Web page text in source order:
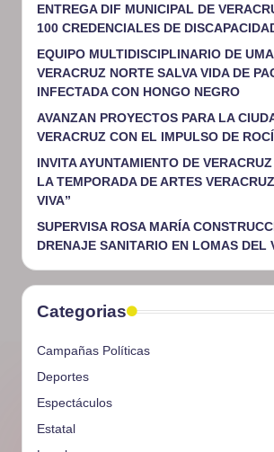
ENTREGA DIF MUNICIPAL DE
100 CREDENCIALES DE
EQUIPO MULTIDISCIPLINARIO DE
VERACRUZ NORTE SALVA VIDA DE
INFECTADA CON HONGO NEGRO
AVANZAN PROYECTOS PARA LA
VERACRUZ CON EL IMPULSO DE
INVITA AYUNTAMIENTO DE
LA TEMPORADA DE ARTES
VIVA”
SUPERVISA ROSA MARÍA
DRENAJE SANITARIO EN LOMAS DEL
Categorias
Campañas Políticas
Deportes
Espectáculos
Estatal